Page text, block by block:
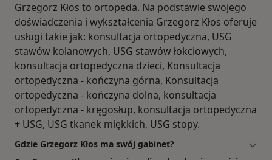
Grzegorz Kłos to ortopeda. Na podstawie swojego
doświadczenia i wykształcenia Grzegorz Kłos oferuje
usługi takie jak: konsultacja ortopedyczna, USG
stawów kolanowych, USG stawów łokciowych,
konsultacja ortopedyczna dzieci, Konsultacja
ortopedyczna - kończyna górna, Konsultacja
ortopedyczna - kończyna dolna, konsultacja
ortopedyczna - kręgosłup, konsultacja ortopedyczna
+ USG, USG tkanek miękkich, USG stopy.
Gdzie Grzegorz Kłos ma swój gabinet?